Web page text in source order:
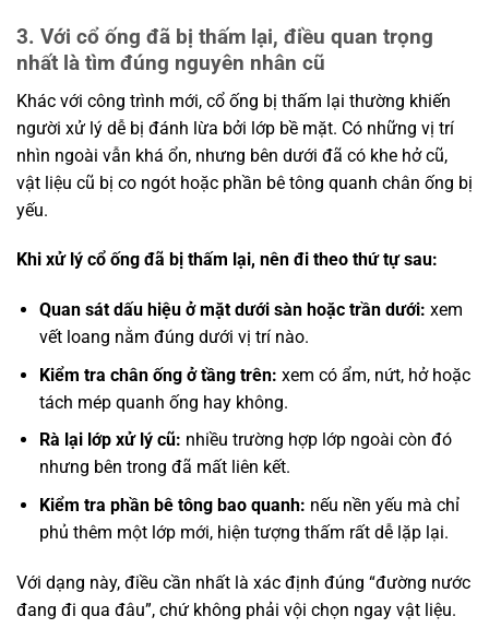
3. Với cổ ống đã bị thấm lại, điều quan trọng
nhất là tìm đúng nguyên nhân cũ
Khác với công trình mới, cổ ống bị thấm lại thường khiến
người xử lý dễ bị đánh lừa bởi lớp bề mặt. Có những vị trí
nhìn ngoài vẫn khá ổn, nhưng bên dưới đã có khe hở cũ,
vật liệu cũ bị co ngót hoặc phần bê tông quanh chân ống bị
yếu.
Khi xử lý cổ ống đã bị thấm lại, nên đi theo thứ tự sau:
Quan sát dấu hiệu ở mặt dưới sàn hoặc trần dưới: xem
vết loang nằm đúng dưới vị trí nào.
Kiểm tra chân ống ở tầng trên: xem có ẩm, nứt, hở hoặc
tách mép quanh ống hay không.
Rà lại lớp xử lý cũ: nhiều trường hợp lớp ngoài còn đó
nhưng bên trong đã mất liên kết.
Kiểm tra phần bê tông bao quanh: nếu nền yếu mà chỉ
phủ thêm một lớp mới, hiện tượng thấm rất dễ lặp lại.
Với dạng này, điều cần nhất là xác định đúng “đường nước
đang đi qua đâu”, chứ không phải vội chọn ngay vật liệu.